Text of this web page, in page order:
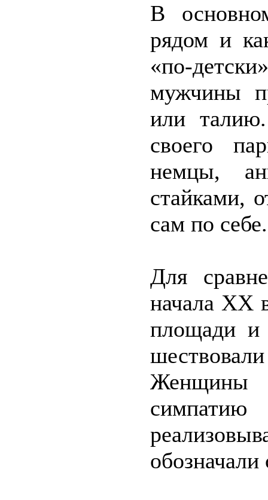
В
рядом и
«по-
мужчины
или
своего
немцы,
стайками,
сам по себе.
Для
начала XX
площади и
Женщины